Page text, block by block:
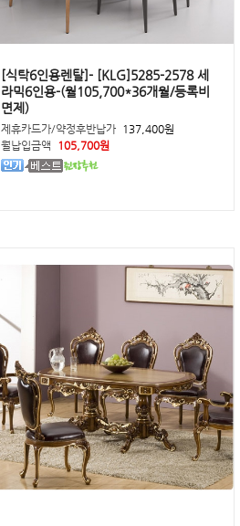
[식탁6인용렌탈]- [KLG]5285-2578 세
라믹6인용-(월105,700*36개월/등록비
면제)
제휴카드가/약정후반납가
137,400원
월납입금액
105,700원